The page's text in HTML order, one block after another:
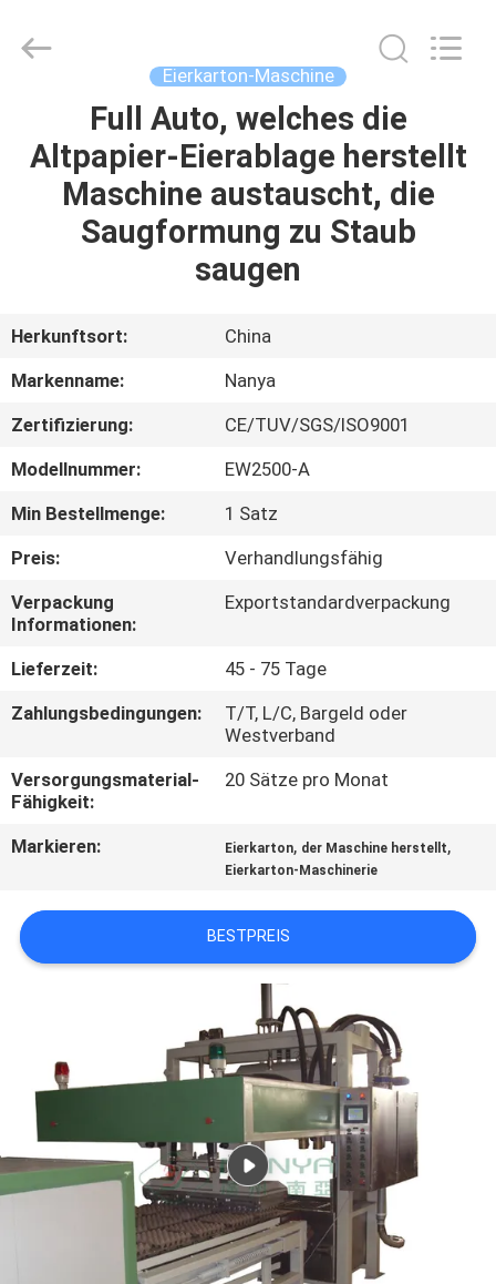
PRODUKTE
VR
SHOW
ÜBER
UNS
FABRIK-
AUSFLUG
QUALITÄTSKONTROLLE
TRETEN
SIE
MIT
UNS
VERBINDUNG
SITEMAP
PRIVACY
POLICY
Equipment
Eierkarton-Maschine
Full Auto, welches die
Altpapier-Eierablage herstellt
Maschine austauscht, die
Saugformung zu Staub
saugen
Herkunftsort:
China
Markenname:
Nanya
Zertifizierung:
CE/TUV/SGS/ISO9001
Modellnummer:
EW2500-A
Min Bestellmenge:
1 Satz
Preis:
Verhandlungsfähig
Verpackung
Informationen:
Exportstandardverpackung
Lieferzeit:
45 - 75 Tage
Zahlungsbedingungen:
T/T, L/C, Bargeld oder
Westverband
Versorgungsmaterial-
Fähigkeit:
20 Sätze pro Monat
Markieren: Eierkarton, der Maschine herstellt,
Eierkarton-Maschinerie
BESTPREIS